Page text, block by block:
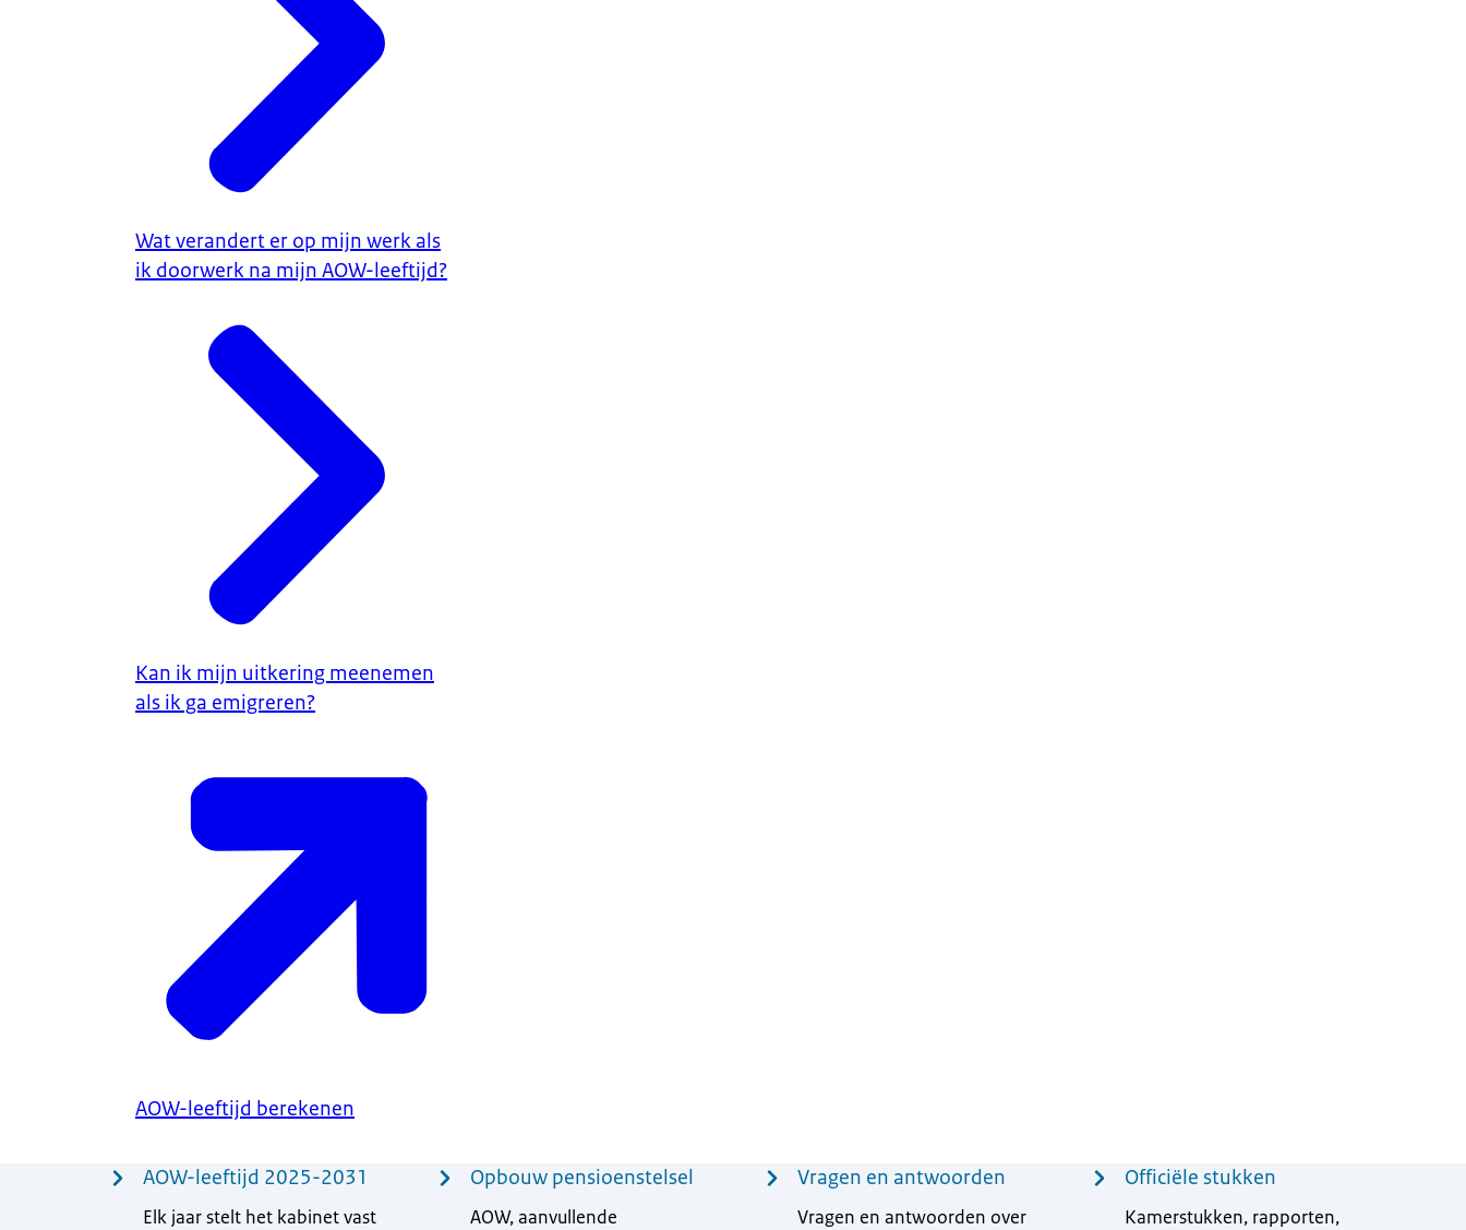
Wat verandert er op mijn werk als
ik doorwerk na mijn AOW-leeftijd?
Kan ik mijn uitkering meenemen
als ik ga emigreren?
AOW-leeftijd berekenen
AOW-leeftijd 2025-2031
Elk jaar stelt het kabinet vast
Opbouw pensioenstelsel
AOW, aanvullende
Vragen en antwoorden
Vragen en antwoorden over
Officiële stukken
Kamerstukken, rapporten,